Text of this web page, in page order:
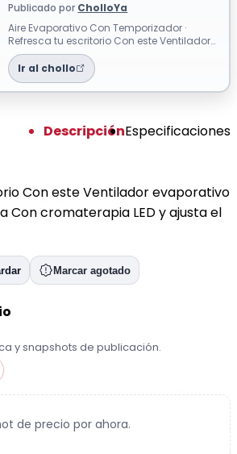
Publicado por CholloYa
Aire Evaporativo Con Temporizador ·
Refresca tu escritorio Con este Ventilador
evaporativo que ademas ilumina Con
cro...Ir al chollo
DescripciónEspecificaciones
Con este Ventilador evaporativo
Con cromaterapia LED y ajusta el
Marcar agotado
y snapshots de publicación.
de precio por ahora.